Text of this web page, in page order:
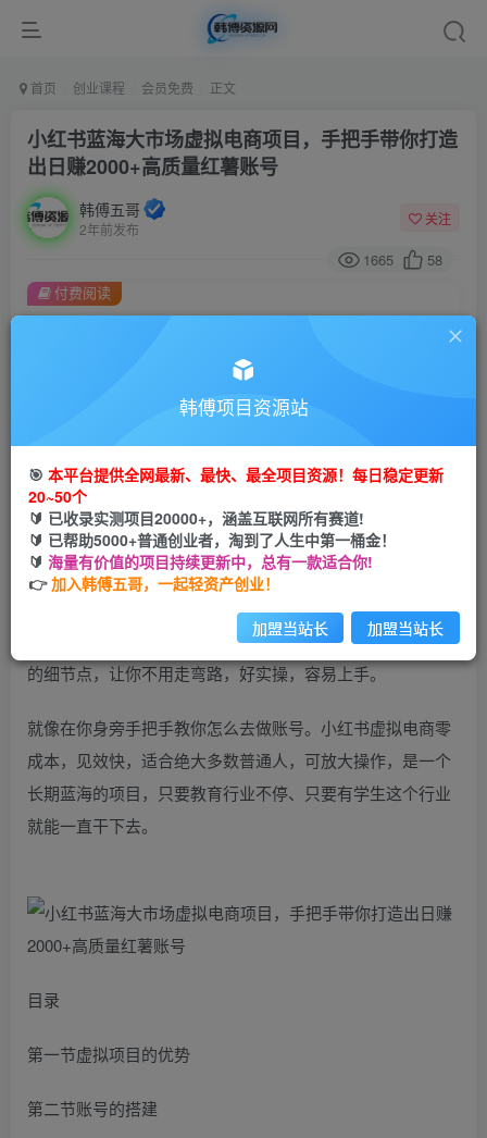
首页 创业课程 会员免费 正文
小红书蓝海大市场虚拟电商项目，手把手带你打造
出日赚2000+高质量红薯账号
韩傅五哥
2年前发布
关注
1665 58
金币9.9金币99
立即购买
您当前未登录！建议登陆后购买，可保存购买订单
付费阅读
简介：
无须有任何互联网的经验基础，我们的课程从0-1讲解了所有
的细节点，让你不用走弯路，好实操，容易上手。
就像在你身旁手把手教你怎么去做账号。小红书虚拟电商零
成本，见效快，适合绝大多数普通人，可放大操作，是一个
长期蓝海的项目，只要教育行业不停、只要有学生这个行业
就能一直干下去。
目录
第一节虚拟项目的优势
第二节账号的搭建
韩傅项目资源站
🎯 本平台提供全网最新、最快、最全项目资源！每日稳定更新
20~50个
🔰 已收录实测项目20000+，涵盖互联网所有赛道!
🔰 已帮助5000+普通创业者，淘到了人生中第一桶金！
🔰 海量有价值的项目持续更新中，总有一款适合你!
👉加入韩傅五哥，一起轻资产创业！
加盟当站长 加盟当站长